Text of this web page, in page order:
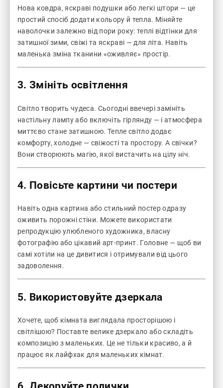
Нова ковдра, яскраві подушки або легкі штори — це
простий спосіб додати кольору й тепла. Міняйте
наволочки залежно від пори року: теплі відтінки для
затишної зими, свіжі та яскраві — для літа. Навіть
маленька зміна тканини «оживляє» простір.
3. Змініть освітлення
Світло творить чудеса. Сьогодні ввечері замініть
настільну лампу або включіть гірлянду — і атмосфера
миттєво стане затишною. Тепле світло додає
комфорту, холодне — свіжості та простору. А свічки?
Вони створюють магію, якої вистачить на цілу ніч.
4. Повісьте картини чи постери
Навіть одна картина або стильний постер одразу
оживить порожні стіни. Можете використати
репродукцію улюбленого художника, власну
фотографію або цікавий арт-принт. Головне — щоб ви
самі хотіли на це дивитися і отримували від цього
задоволення.
5. Використовуйте дзеркала
Хочете, щоб кімната виглядала просторішою і
світлішою? Поставте велике дзеркало або складіть
композицію з маленьких. Це не тільки красиво, а й
працює як лайфхак для маленьких кімнат.